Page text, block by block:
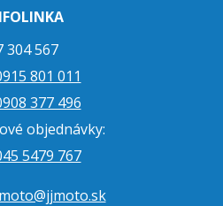
304 567
801 011
377 496
objednávky:
5479 767